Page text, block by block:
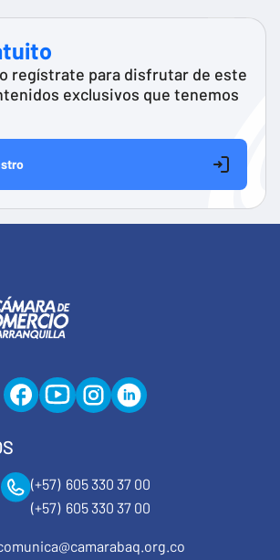
regístrate para disfrutar de este
exclusivos que tenemos
(+57) 605 330 37 00
(+57) 605 330 37 00